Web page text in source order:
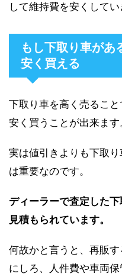
して維持費を安くしてい
もし下取り車があ
安く買える
下取り車を高く売るこ
安く買うことが出来ます
実は値引きよりも下取
は重要なのです。
ディーラーで査定した
見積もられています。
何故かと言うと、再販
にしろ、人件費や車両